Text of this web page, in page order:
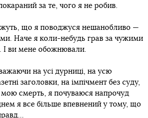
за те, чого я не робив.
що я поводжуся нешанобливо —
Наче я коли-небудь грав за чужими
І ви мене обожнювали.
на усі дурниці, на усю
заголовки, на імпічмент без суду,
мою смерть, я почуваюся напрочуд
я все більше впевнений у тому, що